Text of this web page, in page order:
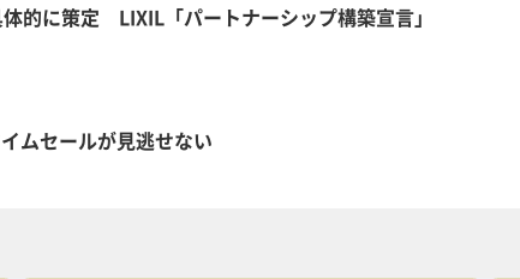
的に策定 LIXIL「パートナーシップ構築宣言」
ムセールが見逃せない